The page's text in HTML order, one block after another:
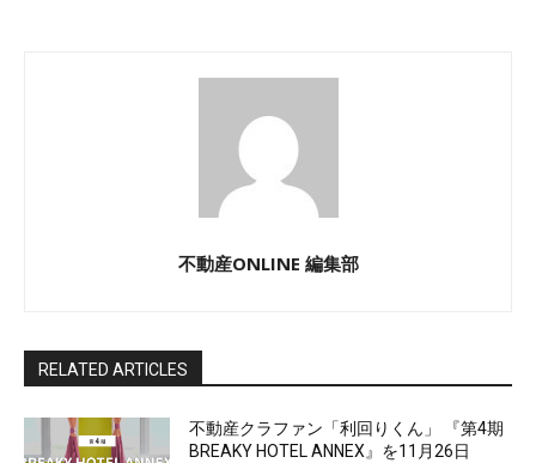
不動産ONLINE 編集部
RELATED ARTICLES
不動産クラファン「利回りくん」 『第4期
BREAKY HOTEL ANNEX』を11月26日